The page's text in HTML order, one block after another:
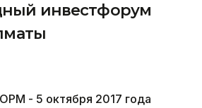
инвестфорум
- 5 октября 2017 года